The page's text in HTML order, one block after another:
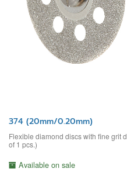
374 (20mm/0.20mm)
Flexible diamond discs with fine grit
of 1 pcs.)
Available on sale